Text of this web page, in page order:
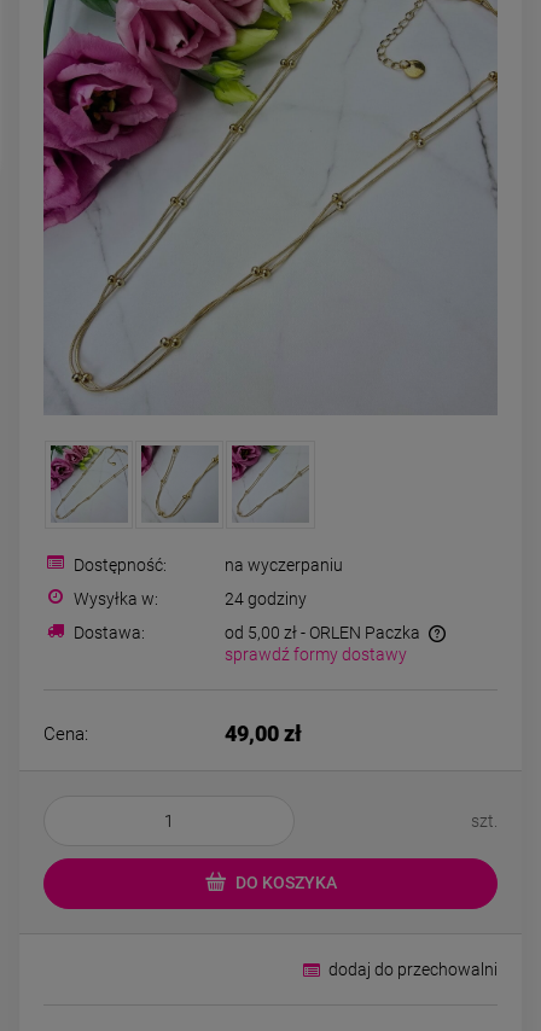
DO KOSZYKA
powiadom o
dostępności
Bransoletka srebrna STAL
CHIRURGICZNA
modułowa ażurowa
cyrkonie
69,00 zł
Dostępność:
na wyczerpaniu
Wysyłka w:
24 godziny
Dostawa:
od 5,00 zł - ORLEN Paczka
sprawdź formy dostawy
Cena: 49,00 zł
szt.
DO KOSZYKA
dodaj do przechowalni